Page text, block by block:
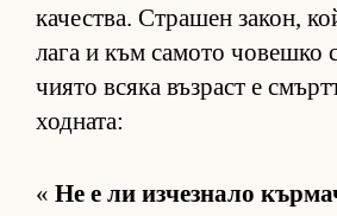
ка­чес­т­ва. Стра­шен за­кон,
лага и към са­мото чо­вешко
чи­ято всяка въз­раст е
ход­на­та:
« Не е ли из­чез­нало